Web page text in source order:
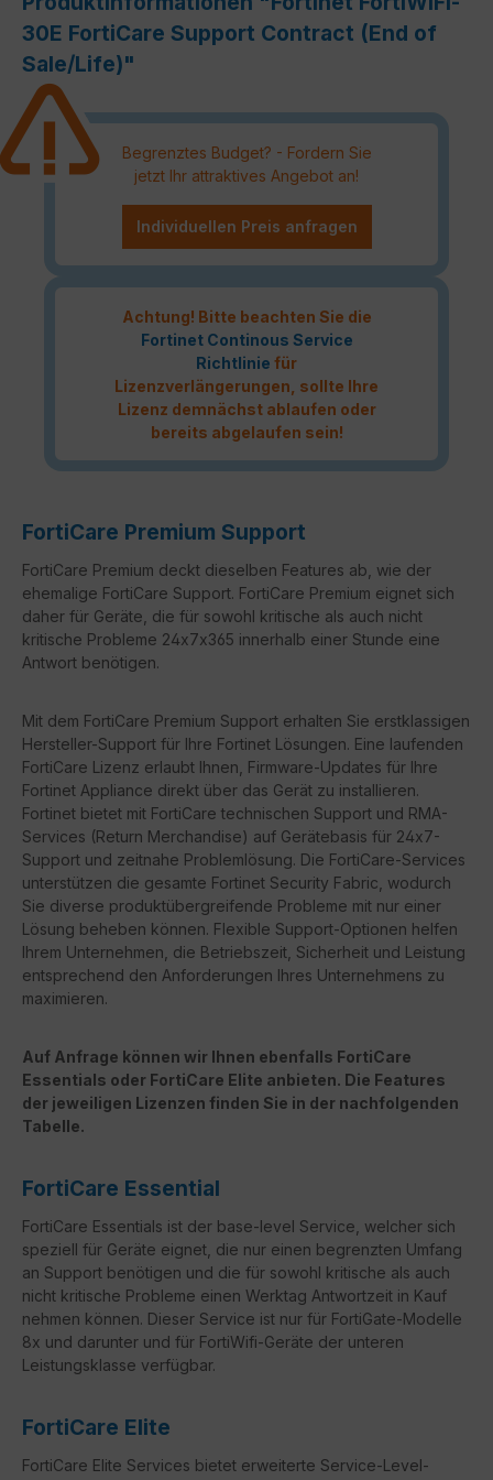
30E FortiCare Support Contract (End of
Sale/Life)"
Begrenztes Budget? - Fordern Sie
jetzt Ihr attraktives Angebot an!
Individuellen Preis anfragen
Achtung! Bitte beachten Sie die
Fortinet Continous Service
Richtlinie für
Lizenzverlängerungen, sollte Ihre
Lizenz demnächst ablaufen oder
bereits abgelaufen sein!
FortiCare Premium Support
FortiCare Premium deckt dieselben Features ab, wie der
ehemalige FortiCare Support. FortiCare Premium eignet sich
daher für Geräte, die für sowohl kritische als auch nicht
kritische Probleme 24x7x365 innerhalb einer Stunde eine
Antwort benötigen.
Mit dem FortiCare Premium Support erhalten Sie erstklassigen
Hersteller-Support für Ihre Fortinet Lösungen. Eine laufenden
FortiCare Lizenz erlaubt Ihnen, Firmware-Updates für Ihre
Fortinet Appliance direkt über das Gerät zu installieren.
Fortinet bietet mit FortiCare technischen Support und RMA-
Services (Return Merchandise) auf Gerätebasis für 24x7-
Support und zeitnahe Problemlösung. Die FortiCare-Services
unterstützen die gesamte Fortinet Security Fabric, wodurch
Sie diverse produktübergreifende Probleme mit nur einer
Lösung beheben können. Flexible Support-Optionen helfen
Ihrem Unternehmen, die Betriebszeit, Sicherheit und Leistung
entsprechend den Anforderungen Ihres Unternehmens zu
maximieren.
Auf Anfrage können wir Ihnen ebenfalls FortiCare
Essentials oder FortiCare Elite anbieten. Die Features
der jeweiligen Lizenzen finden Sie in der nachfolgenden
Tabelle.
FortiCare Essential
FortiCare Essentials ist der base-level Service, welcher sich
speziell für Geräte eignet, die nur einen begrenzten Umfang
an Support benötigen und die für sowohl kritische als auch
nicht kritische Probleme einen Werktag Antwortzeit in Kauf
nehmen können. Dieser Service ist nur für FortiGate-Modelle
8x und darunter und für FortiWifi-Geräte der unteren
Leistungsklasse verfügbar.
FortiCare Elite
FortiCare Elite Services bietet erweiterte Service-Level-